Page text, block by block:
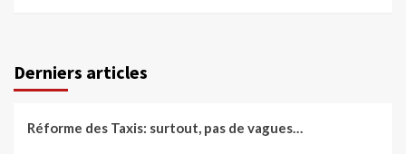
Derniers articles
Réforme des Taxis: surtout, pas de vagues…